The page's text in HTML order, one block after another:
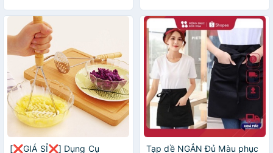
[❌GIÁ SỈ❌] Dụng Cụ
Tạp dề NGẮN Đủ Màu phục